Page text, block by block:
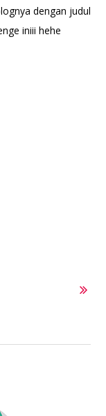
dengan judul
iniii hehe